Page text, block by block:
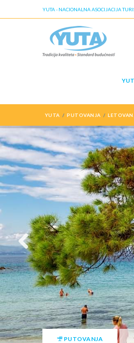
YUTA - NACIONALNA ASOCIJACIJA
YUTA PUTOVANJA
PUTOVANJA